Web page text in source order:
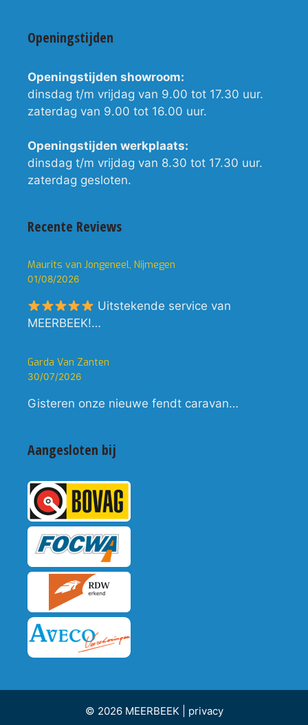
Openingstijden
Openingstijden showroom:
dinsdag t/m vrijdag van 9.00 tot 17.30 uur.
zaterdag van 9.00 tot 16.00 uur.
Openingstijden werkplaats:
dinsdag t/m vrijdag van 8.30 tot 17.30 uur.
zaterdag gesloten.
Recente Reviews
Maurits van Jongeneel, Nijmegen
01/08/2026
Uitstekende service van
MEERBEEK!…
Garda Van Zanten
30/07/2026
Gisteren onze nieuwe fendt caravan…
Aangesloten bij
© 2026 MEERBEEK | privacy